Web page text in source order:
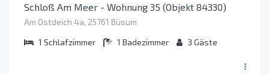
Schloß Am Meer - Wohnung 35 (Objekt 84330)
Am Ostdeich 4a, 25761 Büsum
1 Schlafzimmer 1 Badezimmer 3 Gäste